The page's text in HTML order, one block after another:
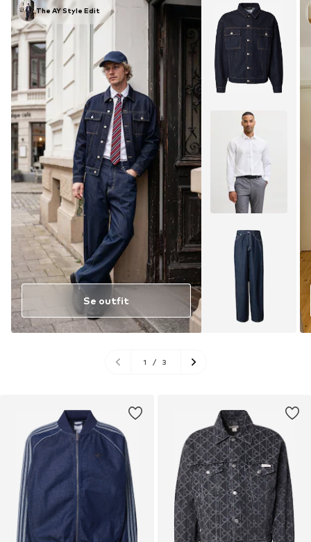
The AY Style Edit
Se outfit
1 / 3